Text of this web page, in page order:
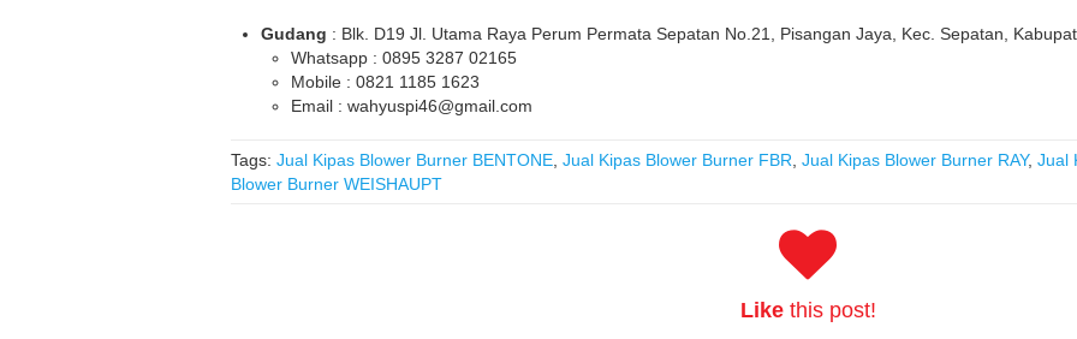
Gudang : Blk. D19 Jl. Utama Raya Perum Permata Sepatan No.21, Pisangan Jaya, Kec. Sepatan,
Whatsapp : 0895 3287 02165
Mobile : 0821 1185 1623
Email : wahyuspi46@gmail.com
Tags: Jual Kipas Blower Burner BENTONE Jual Kipas Blower Burner FBR Jual Kipas Blower Burner RAY, Jual
Blower Burner WEISHAUPT
Likethis post!